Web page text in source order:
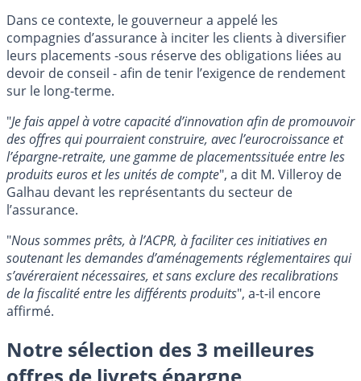
Dans ce contexte, le gouverneur a appelé les
compagnies d’assurance à inciter les clients à diversifier
leurs placements -sous réserve des obligations liées au
devoir de conseil - afin de tenir l’exigence de rendement
sur le long-terme.
"Je fais appel à votre capacité d’innovation afin de promouvoir
des offres qui pourraient construire, avec l’eurocroissance et
l’épargne-retraite, une gamme de placementssituée entre les
produits euros et les unités de compte", a dit M. Villeroy de
Galhau devant les représentants du secteur de
l’assurance.
"Nous sommes prêts, à l’ACPR, à faciliter ces initiatives en
soutenant les demandes d’aménagements réglementaires qui
s’avéreraient nécessaires, et sans exclure des recalibrations
de la fiscalité entre les différents produits", a-t-il encore
affirmé.
Notre sélection des 3 meilleures